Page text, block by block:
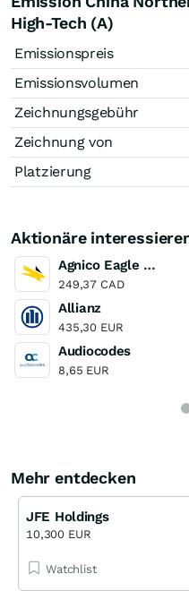
High-Tech (A)
Emissionspreis
Emissionsvolumen
Zeichnungsgebühr
Zeichnung von
Platzierung
Aktionäre
Agnico Eagle Mines
249,37 CAD
Allianz
435,30 EUR
Audiocodes
8,65 EUR
Mehr entdecken
JFE Holdings
10,300 EUR
Watchlist